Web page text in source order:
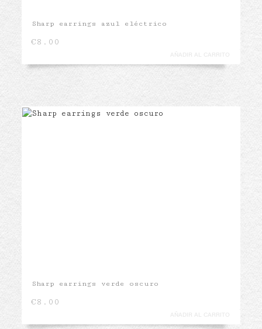
Sharp earrings azul eléctrico
€8.00
Sharp earrings verde oscuro
€8.00